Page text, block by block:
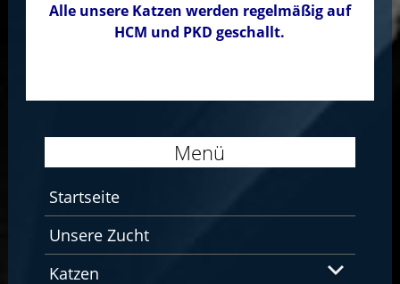
Alle unsere Katzen werden regelmäßig auf
HCM und PKD geschallt.
Menü
Startseite
Unsere Zucht
Katzen